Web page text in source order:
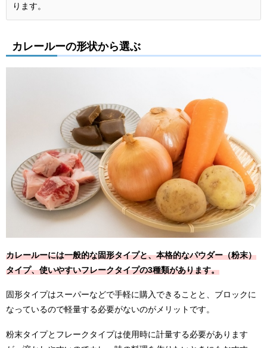
ります。
カレールーの形状から選ぶ
カレールーには一般的な固形タイプと、本格的なパウダー（粉末）
タイプ、使いやすいフレークタイプの3種類があります。
固形タイプはスーパーなどで手軽に購入できることと、ブロックに
なっているので軽量する必要がないのがメリットです。
粉末タイプとフレークタイプは使用時に計量する必要があります